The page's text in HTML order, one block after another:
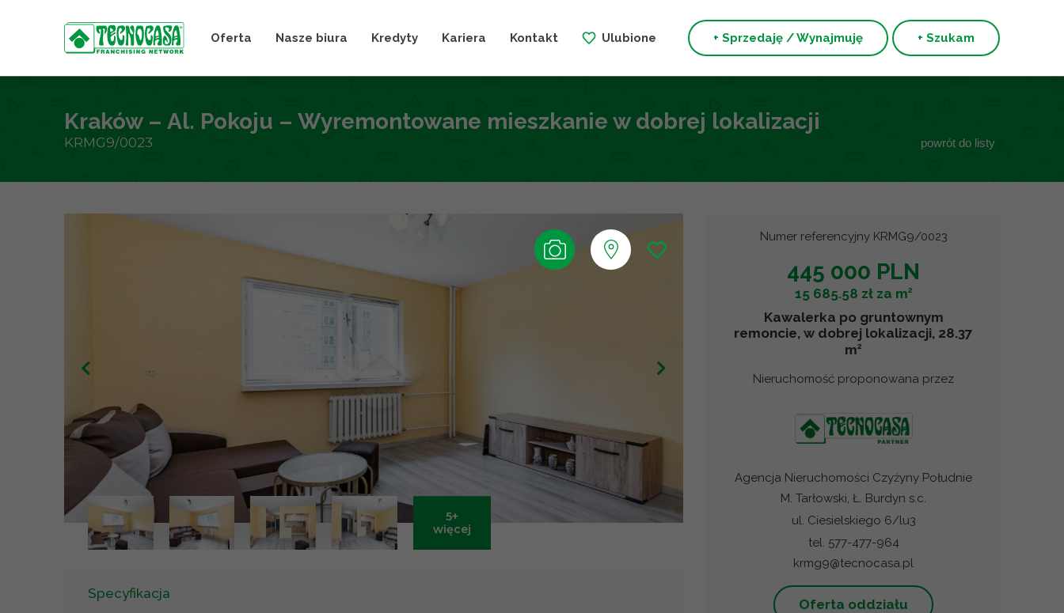
Oferta Nasze biura Kredyty Kariera Kontakt Ulubione + Sprzedaję / Wynajmuję + Szukam
Kraków – Al. Pokoju – Wyremontowane mieszkanie w dobrej lokalizacji
KRMG9/0023 powrót do listy
Numer referencyjny KRMG9/0023
445 000 PLN
15 685.58 zł za m2
Kawalerka po gruntownym
remoncie, w dobrej lokalizacji, 28.37
m2
Nieruchomość proponowana przez
Agencja Nieruchomości Czyżyny Południe
M. Tarłowski, Ł. Burdyn s.c.
ul. Ciesielskiego 6/lu3
tel. 577-477-964
krmg9@tecnocasa.pl
Oferta oddziału
5+
więcej
Specyfikacja